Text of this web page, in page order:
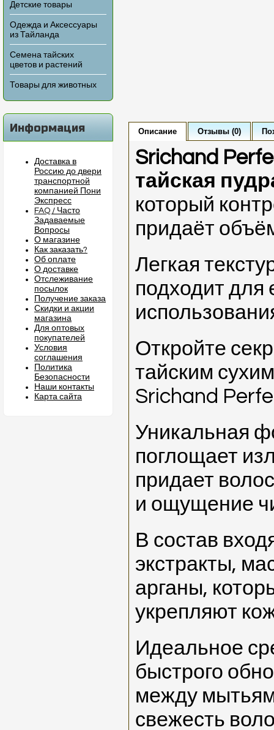
Детские товары
Одежда и Аксессуары
из Тайланда
Семена тайских
цветов и растений
Товары для животных
Информация
Доставка в
Россию до двери
транспортной
компанией Пони
Экспресс
FAQ / Часто
Задаваемые
Вопросы
О магазине
Как заказать?
Об оплате
О доставке
Отслеживание
посылок
Получение заказа
Скидки и акции
магазина
Для оптовых
покупателей
Условия
соглашения
Политика
Безопасности
Наши контакты
Карта сайта
Описание Отзывы (0)
Srichand
тайская
который
придаёт
Легкая
подходит для
Откройте
тайским
Srichand
Уникальная
поглощает
придает
и ощущение
В состав
экстракты,
арганы,
укрепляют
Идеальное
быстрого
между
свежесть